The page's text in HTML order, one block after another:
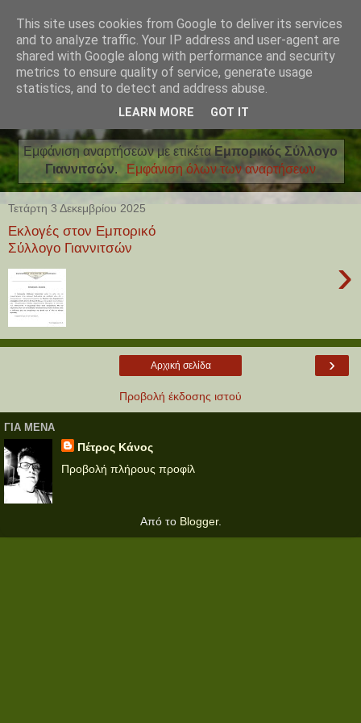
Εμφάνιση αναρτήσεων με ετικέταΕμπορικός Σύλλογο
Γιαννιτσών. Εμφάνιση όλων των αναρτήσεων
Τετάρτη 3 Δεκεμβρίου 2025
Εκλογές στον Εμπορικό
Σύλλογο Γιαννιτσών
›
›
Αρχική σελίδα
Προβολή έκδοσης ιστού
ΓΙΑ ΜΕΝΑ
Πέτρος Κάνος
Προβολή πλήρους προφίλ
Από το Blogger.
This site uses cookies from Google to deliver its services
and to analyze traffic. Your IP address and user-agent are
shared with Google along with performance and security
metrics to ensure quality of service, generate usage
statistics, and to detect and address abuse.
LEARN MORE GOT IT